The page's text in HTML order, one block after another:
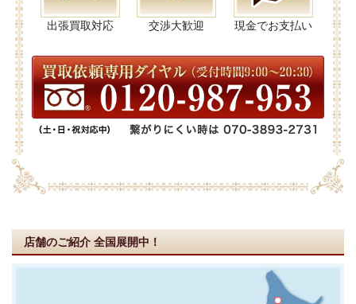
出張買取対応 交渉大歓迎 現金でお支払い
店舗のご紹介 全国展開中！